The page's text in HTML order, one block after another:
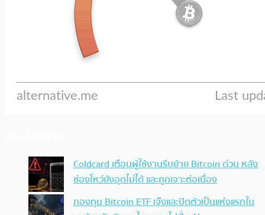
Coldcard เตือนผู้ใช้งานรีบย้าย Bitcoin ด่วน หลัง
ช่องโหว่ยังอุดไม่ได้ และถูกเจาะต่อเนื่อง
กองทุน Bitcoin ETF เจ๊งและปิดตัวเป็นแห่งแรกใน